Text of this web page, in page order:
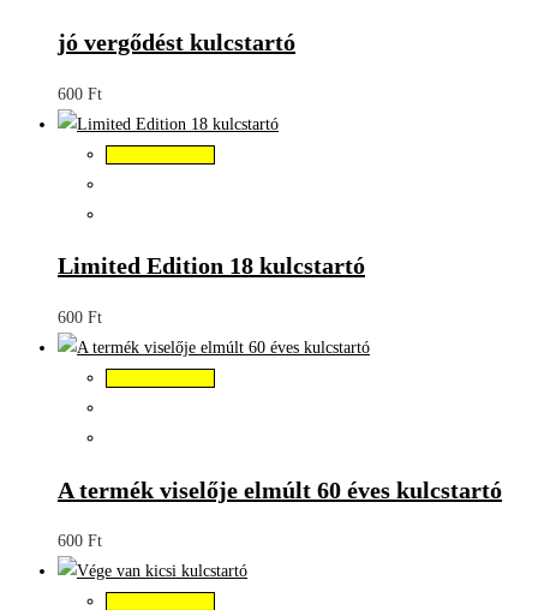
jó vergődést kulcstartó
600 Ft
Limited Edition 18 kulcstartó
600 Ft
A termék viselője elmúlt 60 éves kulcstartó
600 Ft